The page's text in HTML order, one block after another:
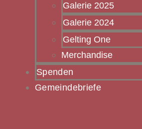
Galerie 2025
Galerie 2024
Gelting One
Merchandise
Spenden
Gemeindebriefe